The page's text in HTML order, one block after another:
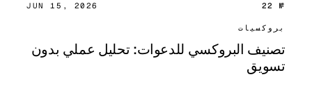
№ 22
JUN 15, 2026
بروكسيات
تصنيف البروكسي للدعوات: تحليل عملي بدون
تسويق